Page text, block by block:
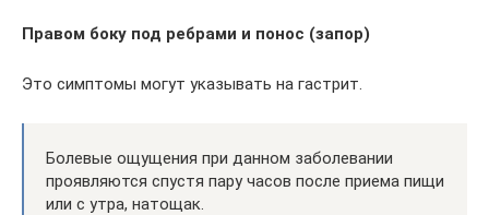
Правом боку под ребрами и понос (запор)
Это симптомы могут указывать на гастрит.
Болевые ощущения при данном заболевании
проявляются спустя пару часов после приема пищи
или с утра, натощак.